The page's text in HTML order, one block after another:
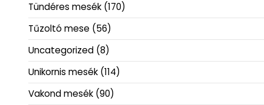
Tündéres mesék (170)
Tűzoltó mese (56)
Uncategorized (8)
Unikornis mesék (114)
Vakond mesék (90)